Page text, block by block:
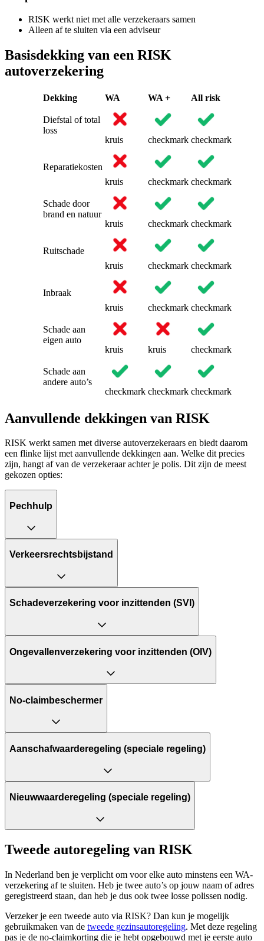
RISK werkt niet met alle verzekeraars samen
Alleen af te sluiten via een adviseur
Basisdekking van een RISK
autoverzekering
Dekking WA WA + All risk
Diefstal of total
loss
kruis
checkmark checkmark
Reparatiekosten
kruis
checkmark checkmark
Schade door
brand en natuur
kruis
checkmark checkmark
Ruitschade
kruis
checkmark checkmark
Inbraak
kruis
checkmark checkmark
Schade aan
eigen auto
kruis
kruis checkmark
Schade aan
andere auto’s
checkmark checkmark checkmark
Aanvullende dekkingen van RISK
RISK werkt samen met diverse autoverzekeraars en biedt daarom
een flinke lijst met aanvullende dekkingen aan. Welke dit precies
zijn, hangt af van de verzekeraar achter je polis. Dit zijn de meest
gekozen opties:
Pechhulp
Verkeersrechtsbijstand
Schadeverzekering voor inzittenden (SVI)
Ongevallenverzekering voor inzittenden (OIV)
No-claimbeschermer
Aanschafwaarderegeling (speciale regeling)
Nieuwwaarderegeling (speciale regeling)
Tweede autoregeling van RISK
In Nederland ben je verplicht om voor elke auto minstens een WA-
verzekering af te sluiten. Heb je twee auto’s op jouw naam of adres
geregistreerd staan, dan heb je dus ook twee losse polissen nodig.
Verzeker je een tweede auto via RISK? Dan kun je mogelijk
gebruikmaken van de tweede gezinsautoregeling. Met deze regeling
pas je de no-claimkorting die je hebt opgebouwd met je eerste auto